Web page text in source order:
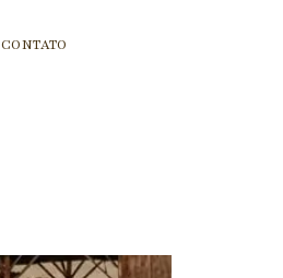
CONTATO